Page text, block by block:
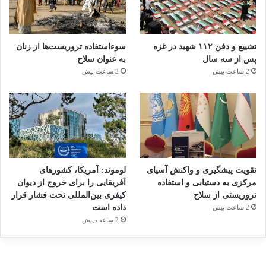
سوریه کمپ کمپ الهول
کپی لینک
تشییع و دفن ۱۱۲ شهید در غزه
پس از سه سال
2 ساعت پیش
سوءاستفاده تروریست‌ها از زنان
به عنوان سلاح
2 ساعت پیش
تقویت پیشگیری و واکنش آسیای
مرکزی به دستیابی و استفاده
تروریستی از سلاح
2 ساعت پیش
لوموند: آمریکا، کشورهای
آفریقایی را برای خروج از دیوان
کیفری بین‌المللی تحت فشار قرار
داده است
2 ساعت پیش